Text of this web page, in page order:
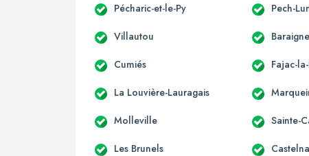
Pécharic-et-le-Py Pech-
Villautou Baraigne
Cumiés Fajac-
La Louvière-Lauragais
Molleville Sainte-
Les Brunels